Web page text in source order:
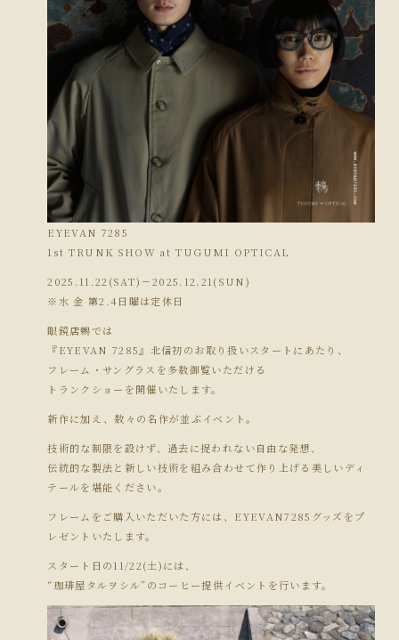
EYEVAN 7285
1st TRUNK SHOW at TUGUMI OPTICAL
2025.11.22(SAT)－2025.12.21(SUN)
※水 金 第2.4日曜は定休日
眼鏡店鶫では
『EYEVAN 7285』北信初のお取り扱いスタートにあたり、
フレーム・サングラスを多数御覧いただける
トランクショーを開催いたします。
新作に加え、数々の名作が並ぶイベント。
技術的な制限を設けず、過去に捉われない自由な発想、
伝統的な製法と新しい技術を組み合わせて作り上げる美しいディ
テールを堪能ください。
フレームをご購入いただいた方には、EYEVAN7285グッズをプ
レゼントいたします。
スタート日の11/22(土)には、
“珈琲屋タルヲシル”のコーヒー提供イベントを行います。